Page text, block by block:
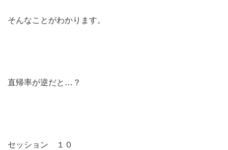
そんなことがわかります。
直帰率が逆だと…？
セッション １０